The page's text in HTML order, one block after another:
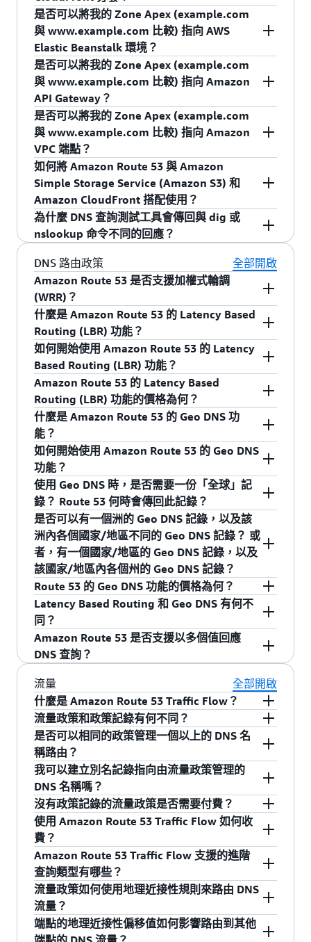
貯體。別名記錄通常類型為 A 或 AAAA，但運
作方式如同 CNAME 記錄。使用別名記錄，您
可以將記錄名稱 (example.com) 對應到 AWS
資源 (elb1234.elb.amazonaws.com) 的 DNS 名
稱。解析器會看到 A 或 AAAA 記錄和 AWS 資
源的 IP 地址。
我們預計在未來增加其他的記錄類型。
器關聯的 IP 地址可隨著擴展規模、縮減規模或軟
體更新而改變。Route 53 使用負載平衡器的一或
多個 IP 地址回應別名記錄的每個請求。Route 53
支援三種負載平衡器的別名記錄：Application
Load Balancer、Network Load Balancer 和 Classic
Load Balancer。對應到 AWS ELB 負載平衡器的
「別名」記錄進行查詢不會收取額外費用。這些
查詢在 Amazon Route 53 用量報告中列為 "Intra-
AWS-DNS-Queries"。
(example.com) DNS 名稱對應到 Amazon S3 網站
儲存貯體 (如 example.com.s3-website-us-west-
2.amazonaws.com)。與 Amazon S3 網站端點關
聯的 IP 地址會隨著擴展規模、縮減規模或軟體更
新而改變。Route 53 使用儲存貯體的一個 IP 地址
來回應別名記錄的各個請求。對應到 S3 儲存貯體
且設定為網站別名記錄的查詢，Route 53 不收取
費用。這些查詢在 Amazon Route 53 用量報告中
列為 "Intra-AWS-DNS-Queries"。
是。Amazon Route 53 提供一種稱為「別名」記
錄的特殊記錄類型，可讓您將 Zone Apex
(example.com) DNS 名稱對應到您的 Amazon
CloudFront 分發 (如 d123.cloudfront.net)。與
Amazon CloudFront 端點相關聯的 IP 地址會根據
您的最終使用者的位置而有所不同 (目的是將最終
使用者指向最近的 CloudFront 節點)，會隨著擴展
規模、縮減規模或軟體更新而改變。Route 53 使
用配送的一或多個 IP 地址來回應別名記錄的各個
請求。對應到 CloudFront 分發的別名記錄查詢，
Route 53 不收取費用。這些查詢在 Amazon
Route 53 用量報告中列為 "Intra-AWS-DNS-
Queries"。
是否可以將我的 Zone Apex (example.com
與 www.example.com 比較) 指向 AWS
Elastic Beanstalk 環境？
是。Amazon Route 53 提供一種稱為「別名」記
錄的特殊記錄類型，可讓您將 Zone Apex
(example.com) DNS 名稱對應到 AWS Elastic
Beanstalk DNS 名稱 (如
example.elasticbeanstalk.com)。與 AWS Elastic
Beanstalk 環境關聯的 IP 地址會隨著擴展規模、
縮減規模或軟體更新而改變。Route 53 使用環境
的一或多個 IP 地址來回應別名記錄的每個請求。
可免費對映射到 AWS Elastic Beanstalk 環境的
「別名」記錄進行查詢。這些查詢在 Amazon
Route 53 用量報告中列為 "Intra-AWS-DNS-
Queries"。
是否可以將我的 Zone Apex (example.com
與 www.example.com 比較) 指向 Amazon
API Gateway？
是。Amazon Route 53 提供一種稱為「別名」記
錄的特殊記錄類型，可讓您將 Zone Apex
(example.com) DNS 名稱對應到 Amazon API
Gateway DNS 名稱 (例如 api-id.execute-
api.region.amazonaws.com/stage)。與 Amazon
API Gateway 關聯的 IP 地址會隨著擴展規模、縮
減規模或軟體更新而改變。Route 53 使用 API
Gateway 的一或多個 IP 地址來回應別名記錄的每
個請求。對應到 Amazon API Gateways 的「別
名」記錄進行查詢不會收取額外費用。這些查詢
在 Route 53 用量報告中列為 "Intra-AWS-DNS-
Queries"。
是否可以將我的 Zone Apex (example.com
與 www.example.com 比較) 指向 Amazon
VPC 端點？
是。Amazon Route 53 提供一種稱為「別名」記
錄的特殊記錄類型，可讓您將 Zone Apex
(example.com) DNS 名稱對應到 Amazon VPC 端
點 DNS 名稱 (例如 vpce-svc-
03d5ebb7d9579a2b3.us-east-
1.vpce.amazonaws.com)。與 Amazon VPC 端點關
聯的 IP 地址會隨著擴展規模、縮減規模或軟體更
新而改變。Route 53 使用 VPC 端點的一或多個 IP
地址來回應別名記錄的每個請求。對應到 Amazon
VPC 端點的「別名」記錄進行查詢不會收取額外
費用。這些查詢在 Amazon Route 53 用量報告中
列為 "Intra-AWS-DNS-Queries"。
如何將 Amazon Route 53 與 Amazon
Simple Storage Service (Amazon S3) 和
Amazon CloudFront 搭配使用？
針對透過 Amazon CloudFront 傳輸的網站或託管
於 Amazon S3 的靜態網站，您可以使用 Amazon
Route 53 服務，為指向 CloudFront 分發或 S3 網
站儲存貯體的網域建立別名記錄。針對未設定託
管靜態網站的 S3 儲存貯體，您可以為網域和 S3
儲存貯體名稱建立 CNAME 記錄。請注意，無論在
哪種情況下，您還需要為 S3 儲存貯體或
CloudFront 分發個別設定備用網域名稱項目，以
便在您的網域名稱與儲存貯體或配送的 AWS 網域
名稱之間建立完整的別名關係。
針對 CloudFront 分發和設定託管靜態網站的 S3
儲存貯體，建議您建立對應到 CloudFront 分發或
S3 網站儲存貯體的「別名」記錄，而非使用
CNAME。別名記錄有兩種優勢：首先，與 CNAME
不同，您可以針對 Zone Apex (如 example.com，
而不是 www.example.com) 建立別名記錄，其
次，對別名記錄的查詢不收取費用。
為什麼 DNS 查詢測試工具會傳回與 dig 或
nslookup 命令不同的回應？
當 Amazon Route 53 中的資源紀錄集有所變更
時，服務會將您對 DNS 記錄的更新傳播到其授權
DNS 伺服器的全球網路。如果您在傳播完成前測
試記錄，則當使用 dig 或 nslookup 公用程式時會
看到舊的值。此外，網際網路上的 DNS 解析器不
在 Amazon Route 53 服務的控制範圍內，且會依
照它們的存留時間 (TTL) 快取您的資源紀錄集，這
表示 dig/nslookup 命令可能會傳回快取的值。同
時，您應該確認網域名稱註冊機構使用的是
Amazon Route 53 託管區域內的名稱伺服器。如
果不是，Amazon Route 53 將未獲授權可查詢您
的網域。
DNS 路由政策
全部開啟
Amazon Route 53 是否支援加權式輪調
(WRR)？
是。加權輪詢均衡可讓您為資源紀錄集指派權
數，以指定發出不同回應的頻率。您可能希望使
用此功能來執行 A/B 測試，傳送一小部分流量到
已進行軟體變更的伺服器。例如，假設一個 DNS
名稱有兩個關聯的記錄集，其中一個的權數為 3，
另一個的權數為 1。在這種情況下，有 75% 的機
會 Route 53 會傳回權數為 3 的記錄集，而有 25%
的機會 Route 53 傳回權數為 1 的記錄集。權數可
以是 0 到 255 範圍內的任意數字。
什麼是 Amazon Route 53 的 Latency Based
Routing (LBR) 功能？
LBR (Latency Based Routing) 是 Amazon Route
53 的一項新功能，有助於您為全球用戶提高應用
程式的效能。您可以在多個 AWS 區域執行應用程
式，Amazon Route 53 將使用遍佈全球各地的數
十個邊緣節點，將最終使用者路由到可提供最低
延遲性的 AWS 區域。
如何開始使用 Amazon Route 53 的 Latency
Based Routing (LBR) 功能？
只需使用 AWS 管理主控台或簡單的 API，就能快
速而輕鬆地使用 Amazon Route 53 的全新 LBR 功
能。只需建立包含 IP 地址或各個 AWS 端點的 ELB
名稱的記錄集，再將該記錄集標記為啟用 LBR 的
記錄集，這與將記錄集標記為加權記錄集非常相
似。Amazon Route 53 將負責其餘的工作 – 確定
每個請求的最佳端點並據此路由最終使用者，與
Amazon 全球內容交付服務 Amazon CloudFront
非常相似。您可以在 Amazon Route 53 開發人員
指南 進一步了解如何使用 Latency Based
Routing。
Amazon Route 53 的 Latency Based
Routing (LBR) 功能的價格為何？
與所有 AWS 服務一樣，使用 Amazon Route 53
和 LBR 無須預付費用或簽訂長期合約。客戶只需
按照實際的用量支付託管區域和查詢的費用。有
關 Latency Based Routing 查詢的定價詳細資訊，
請瀏覽
Amazon Route 53 定價頁面。
什麼是 Amazon Route 53 的 Geo DNS 功
能？
Route 53 Geo DNS 會根據請求發出的地理位置將
其送至特定的端點，藉此調整負載平衡。Geo
DNS 可以自訂當地語系化的內容，例如，以正確
的語言呈現詳細資訊頁面，或將內容限制為僅配
送到您已經授權的市場。Geo DNS 也可透過可預
見且易於管理的方式讓您執行負載平衡，確保每
一個最終使用者位置都能一致地路由到相同的端
點。Geo DNS 提供三種地理細微性層級：洲、國
家/地區和州，Geo DNS 還提供全球記錄，以便在
最終使用者的位置與您建立的特定 Geo DNS 記錄
不符時使用此記錄。您還可以將 Geo DNS 與其他
路由類型 (例如 Latency Based Routing 和 DNS 備
援) 結合起來，以執行多種低延遲的容錯架構。關
於如何設定各種路由類型的資訊，請參閱Amazon
Route 53 文件。
如何開始使用 Amazon Route 53 的 Geo DNS
功能？
只需使用 AWS 管理主控台或 Route 53 API，就能
快速而輕鬆地使用 Amazon Route 53 的 Geo DNS
功能。您只要建立記錄集並針對該記錄集的類型
指定適用的值，將該記錄集標記為啟用 Geo DNS
的記錄集，然後選擇要套用記錄的地理區域 (全
球、洲、國家/地區或州)。您可以在 Amazon
Route 53 Developer Guide 進一步了解如何使用
Geo DNS。
使用 Geo DNS 時，是否需要一份「全球」記
錄？ Route 53 何時會傳回此記錄？
是的，強烈建議您設定全球記錄，以確保 Route
53 可以從所有可能的位置對 DNS 查詢提供回應，
即使您為最終使用者可能在的每一個洲、國家/地
區或州建立了特定的記錄也應該如此。Route 53
會在下列情況傳回全球記錄所含的值：
DNS 查詢來自 Route 53 的 Geo IP 資料庫無法識
別的 IP 地址。
DNS 查詢來自您建立的所有特定 Geo DNS 記錄都
不包含的位置。
是否可以有一個洲的 Geo DNS 記錄，以及該
洲內各個國家/地區不同的 Geo DNS 記錄？ 或
者，有一個國家/地區的 Geo DNS 記錄，以及
該國家/地區內各個州的 Geo DNS 記錄？
是，您可以對重疊的地理區域配置 Geo DNS 記錄
(例如，洲和這個洲中的國家/地區，或者國家/地
區和這個國家/地區中的州)。對於每個最終使用者
位置，Route 53 會傳回包含該地區最具體的 Geo
DNS 記錄。換句話說，對於指定的最終使用者位
置，Route 53 會先傳回州記錄。如果未找到任何
州記錄，則 Route 53 會傳回國家/地區記錄。如
果未找到任何國家/地區記錄，則 Route 53 會傳
回洲記錄。最後，如果連洲記錄都找不到，則
Route 53 會傳回全球記錄。
Route 53 的 Geo DNS 功能的價格為何？
與所有 AWS 服務一樣，使用 Amazon Route 53
和 Geo DNS 無須預付費用或簽訂長期合約。客戶
只需按照實際的用量支付託管區域和查詢的費
用。有關 Geo DNS 查詢的定價詳細資訊，請瀏覽
Amazon Route 53 定價頁面
Latency Based Routing 和 Geo DNS 有何不
同？
Geo DNS 根據請求的地理位置來決定路由。在某
些情況下，地理位置是延遲最好的代理，但有些
情況則未必如此。LatencyBased Routing 使用檢
視器網路和 AWS 資料中心之間的延遲測量。這些
測量可用來判斷要將使用者導向哪個端點。
如果您的目標是將最終使用者延遲降到最低，我
們建議您使用 Latency Based Routing。如果您有
合規、當地語系化需求，或有其他使用案例需要
在特定地理位置到特定端點之間進行穩定路由，
我們建議您使用 Geo DNS。
Amazon Route 53 是否支援以多個值回應
DNS 查詢？
Route 53 現在支援回應 DNS 查詢的多值回答。雖
然無法取代負載平衡器，回應 DNS 查詢時傳回多
個可檢查運作狀態 IP 地址的能力可透過 DNS 提高
可用性和負載平衡。如果您想要將流量隨機路由
到多個資源 (像是 Web 伺服器)，可以為每個資源
建立一個多值回答記錄，並選擇性地建立 Amazon
Route 53 運作狀態檢查與每個記錄之間的關聯。
Amazon Route 53 針對每個 DNS 查詢的回應最多
支援八個運作狀態記錄。
流量
全部開啟
什麼是 Amazon Route 53 Traffic Flow？
Amazon Route 53 Traffic Flow 是一項簡單易用且
經濟實惠的全球流量管理服務。使用 Amazon
Route 53 Traffic Flow 可以為最終使用者提高您應
用程式的效能和可用性，其方法是執行全球的多
個端點，而使用 Amazon Route 53 Traffic Flow 根
據延遲、地理和端點運作狀態，讓您的使用者連
線到最佳端點。Amazon Route 53 Traffic Flow 讓
開發人員可以輕鬆地依據自己最在意的限制 (包括
延遲、端點運作狀態、載入、地理近接性和地理)
來建立路由流量的政策。客戶可以自訂這些範
本，或在 AWS 管理主控台使用簡單的視覺化政策
產生器來從頭建立政策。
流量政策和政策記錄有何不同？
流量政策
是您定義將最終使用者請求路由到其中
一個應用程式端點的一組規則。您可以使用
Amazon Route 53 主控台的 Amazon Route 53
Traffic Flow 部分中的視覺化政策產生器來建立流
量政策。您也可以將流量政策建立為 JSON 格式
的文字檔案，然後使用 Route 53 API、AWS CLI
或各種 AWS 開發套件來上傳這些政策。
流量政策本身並不會影響將最終使用者路由傳送
到您應用程式的方式，因為它尚未與您應用程式
的 DNS 名稱 (如 www.example.com) 相關聯。若
要開始使用 Amazon Route 53 Traffic Flow 將流量
是否可以相同的政策管理一個以上的 DNS 名
稱路由？
是。您可以用兩種方式的其中一種，重複使用政
策來管理一個以上的 DNS 名稱。第一個方法是可
以使用政策來建立其他的政策記錄。請注意，使
用這個方法需額外付費，因為費用是按您建立的
每個政策記錄來計算。
第二個方法是使用政策建立一個政策記錄，然後
對於使用政策來管理的每個其他 DNS 名稱，建立
標準 CNAME 記錄，指向所建立政策記錄的 DNS
名稱。例如，如果您為 example.com 建立政策記
我可以建立別名記錄指向由流量政策管理的
DNS 名稱嗎？
是，可建立別名記錄指向由流量政策管理的 DNS
名稱。
沒有政策記錄的流量政策是否需要付費？
否。我們只收取政策記錄的費用；建立流量政策
本身不用付費。
使用 Amazon Route 53 Traffic Flow 如何收
費？
我們會依照每個政策記錄向您收費。政策記錄代
表流量政策套用到特定 DNS 名稱 (如
www.example.com)，以便使用流量政策來管理回
答該 DNS 名稱請求的方式。收費是按月計算，不
滿一個月則依比例分配。未透過政策記錄與 DNS
Amazon Route 53 Traffic Flow 支援的進階
查詢類型有哪些？
Traffic Flow 支援所有 Amazon Route 53 DNS
Routing 政策，包括延遲、端點運作狀態、多值回
答、加權輪詢均衡和地理。除此之外，Traffic
流量政策如何使用地理近接性規則來路由 DNS
流量？
當您建立流量政策時，可以指定 AWS 區域 (若您
端點的地理近接性偏移值如何影響路由到其他